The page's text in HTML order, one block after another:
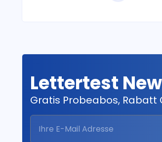
Lettertest
Gratis Probeabos,